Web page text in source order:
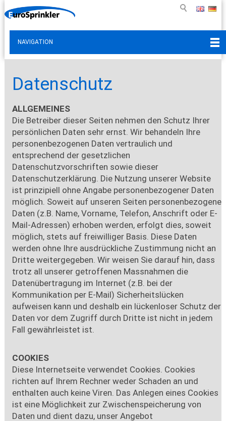
NAVIGATION
Datenschutz
ALLGEMEINES
Die Betreiber dieser Seiten nehmen den Schutz Ihrer
persönlichen Daten sehr ernst. Wir behandeln Ihre
personenbezogenen Daten vertraulich und
entsprechend der gesetzlichen
Datenschutzvorschriften sowie dieser
Datenschutzerklärung. Die Nutzung unserer Website
ist prinzipiell ohne Angabe personenbezogener Daten
möglich. Soweit auf unseren Seiten personenbezogene
Daten (z.B. Name, Vorname, Telefon, Anschrift oder E-
Mail-Adressen) erhoben werden, erfolgt dies, soweit
möglich, stets auf freiwilliger Basis. Diese Daten
werden ohne Ihre ausdrückliche Zustimmung nicht an
Dritte weitergegeben. Wir weisen Sie darauf hin, dass
trotz all unserer getroffenen Massnahmen die
Datenübertragung im Internet (z.B. bei der
Kommunikation per E-Mail) Sicherheitslücken
aufweisen kann und deshalb ein lückenloser Schutz der
Daten vor dem Zugriff durch Dritte ist nicht in jedem
Fall gewährleistet ist.
COOKIES
Diese Internetseite verwendet Cookies. Cookies
richten auf Ihrem Rechner weder Schaden an und
enthalten auch keine Viren. Das Anlegen eines Cookies
ist eine Möglichkeit zur Zwischenspeicherung von
Daten und dient dazu, unser Angebot